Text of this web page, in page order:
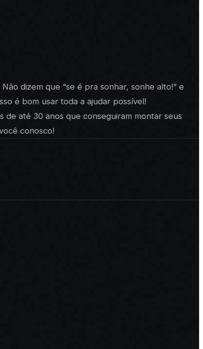
dizem que “se é pra sonhar, sonhe alto!” e
é bom usar toda a ajudar possível!
de até 30 anos que conseguiram montar seus
conosco!